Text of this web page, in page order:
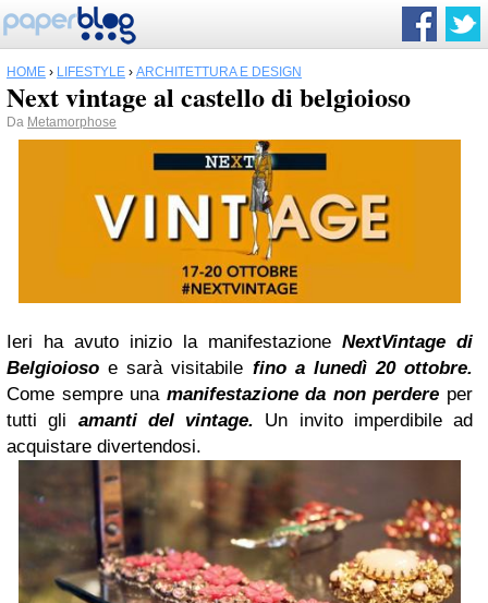
HOME › LIFESTYLE › ARCHITETTURA E DESIGN
Next vintage al castello di belgioioso
Da Metamorphose
Ieri ha avuto inizio la manifestazione NextVintage di
Belgioioso e sarà visitabile fino a lunedì 20 ottobre.
Come sempre una manifestazione da non perdere per
tutti gli amanti del vintage.
Un invito imperdibile ad
acquistare divertendosi.